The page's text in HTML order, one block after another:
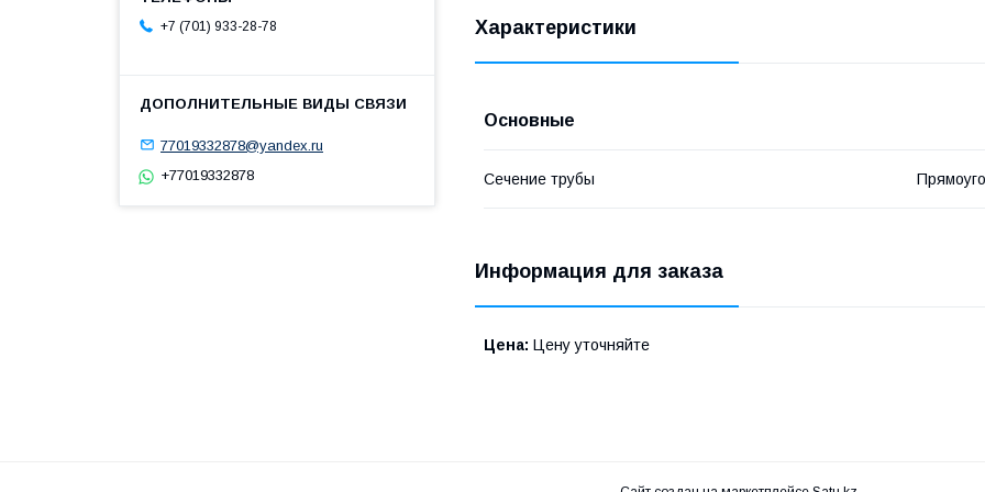
Характеристики
Основные
Сечение трубы
Информация для заказа
Цена: Цену уточняйте
+7 (701) 933-28-78
77019332878@yandex.ru
+77019332878